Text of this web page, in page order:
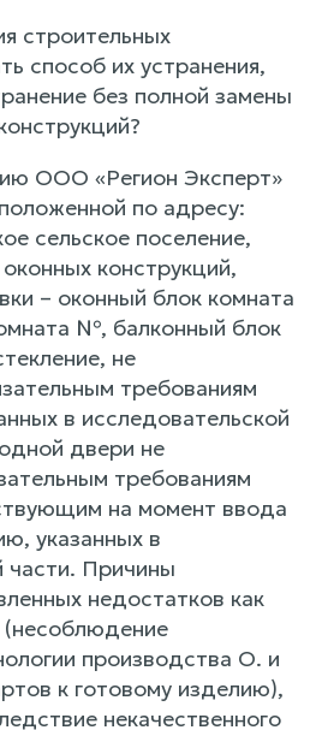
строительных
способ их устранения,
без полной замены
ООО «Регион Эксперт»
по адресу:
сельское поселение,
конструкций,
– оконный блок комната
№, балконный блок
не
требованиям
в исследовательской
двери не
требованиям
на момент ввода
указанных в
части. Причины
недостатков как
производства О. и
к готовому изделию),
некачественного